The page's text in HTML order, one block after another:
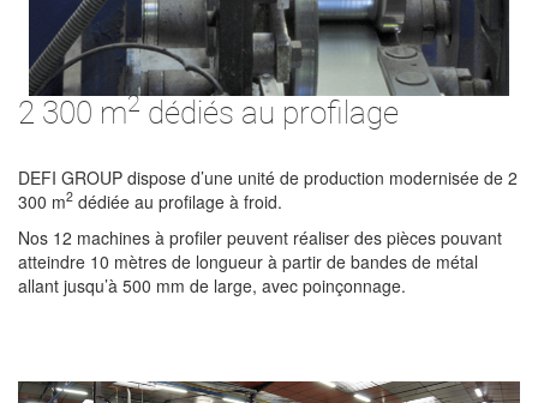
2 300 m2 dédiés au profilage
DEFI GROUP dispose d’une unité de production modernisée de 2
300 m2 dédiée au profilage à froid.
Nos 12 machines à profiler peuvent réaliser des pièces pouvant
atteindre 10 mètres de longueur à partir de bandes de métal
allant jusqu’à 500 mm de large, avec poinçonnage.